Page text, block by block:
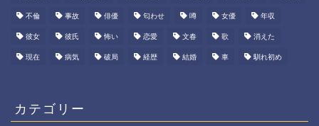
不倫 事故 俳優 匂わせ 噂 女優 年収
彼女 彼氏 怖い 恋愛 文春 歌 消えた
現在 病気 破局 経歴 結婚 車 馴れ初め
カテゴリー